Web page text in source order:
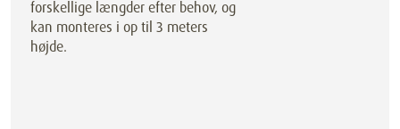
forskellige længder efter behov, og
kan monteres i op til 3 meters
højde.